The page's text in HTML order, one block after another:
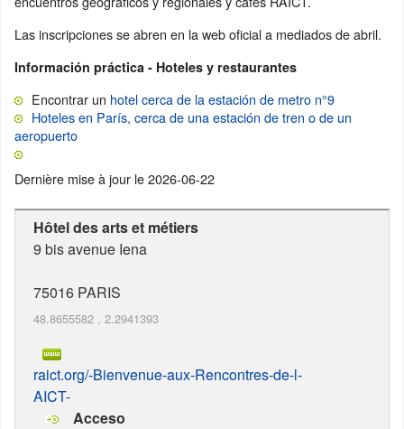
Las inscripciones se abren en la web oficial a mediados de abril.
Información práctica - Hoteles y restaurantes
Encontrar un hotel cerca de la estación de metro n°9
Hoteles en París, cerca de una estación de tren o de un
aeropuerto
Dernière mise à jour le2026-06-22
Hôtel des arts et métiers
9 bis avenue Iena
75016 PARIS
48.8655582 , 2.2941393
raict.org/-Bienvenue-aux-Rencontres-de-l-
AICT-
Acceso